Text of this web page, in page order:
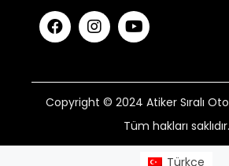
Copyright © 2024 Atiker Sıralı
Tüm hakları saklıdır.
Türkçe